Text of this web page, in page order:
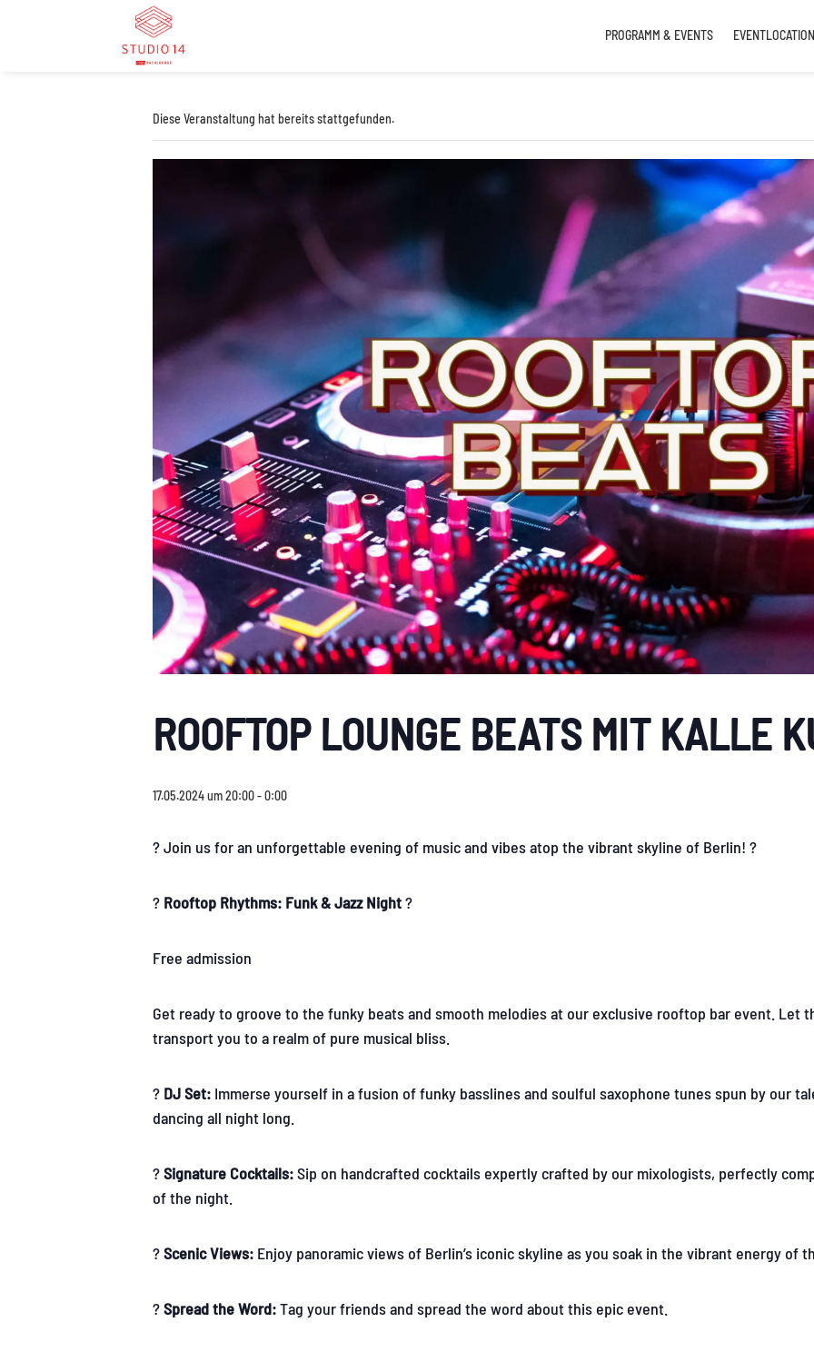
PROGRAMM & EVENTS EVENTLOCATION
Diese Veranstaltung hat bereits stattgefunden.
ROOFTOP LOUNGE BEATS MIT KALLE
17.05.2024 um 20:00-0:00
? Join us for an unforgettable evening of music and vibes atop the vibrant skyline of Berlin! ?
? Rooftop Rhythms: Funk & Jazz Night?
Free admission
Get ready to groove to the funky beats and smooth melodies at our exclusive rooftop bar event. Let
transport you to a realm of pure musical bliss.
? DJ Set: Immerse yourself in a fusion of funky basslines and soulful saxophone tunes spun by our
dancing all night long.
?Signature Cocktails:Sip on handcrafted cocktails expertly crafted by our mixologists, perfectly
of the night.
?Scenic Views: Enjoy panoramic views of Berlin’s iconic skyline as you soak in the vibrant energy of
?Spread the Word:Tag your friends and spread the word about this epic event.